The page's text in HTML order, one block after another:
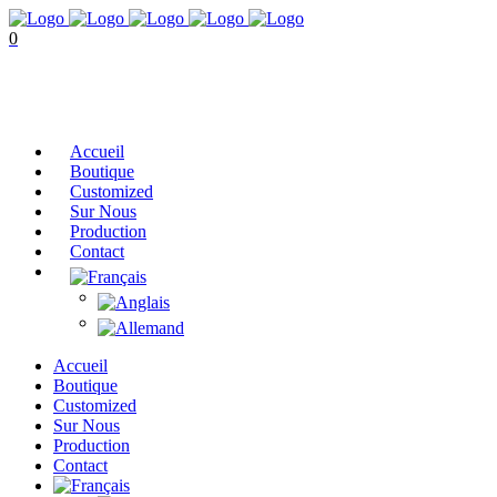
0
Accueil
Boutique
Customized
Sur Nous
Production
Contact
Accueil
Boutique
Customized
Sur Nous
Production
Contact